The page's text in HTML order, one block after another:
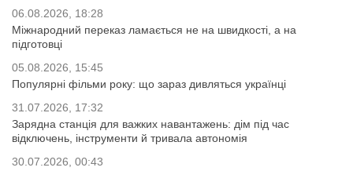
06.08.2026, 18:28
Міжнародний переказ ламається не на швидкості, а на
підготовці
05.08.2026, 15:45
Популярні фільми року: що зараз дивляться українці
31.07.2026, 17:32
Зарядна станція для важких навантажень: дім під час
відключень, інструменти й тривала автономія
30.07.2026, 00:43